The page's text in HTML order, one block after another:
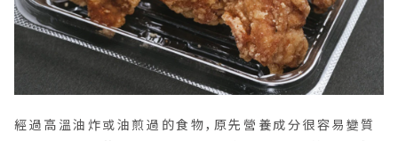
經過高溫油炸或油煎過的食物，原先營養成分很容易變質